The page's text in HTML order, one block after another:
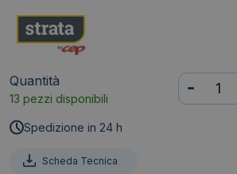
Quantità
13 pezzi disponibili
con
-
Spedizione in 24 h
Scheda Tecnica